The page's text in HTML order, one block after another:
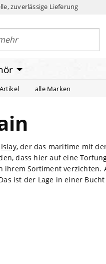
zuverlässige Lieferung
alle Marken
Islay, der das maritime mit
dass hier auf eine
ihrem Sortiment
ist der Lage in einer